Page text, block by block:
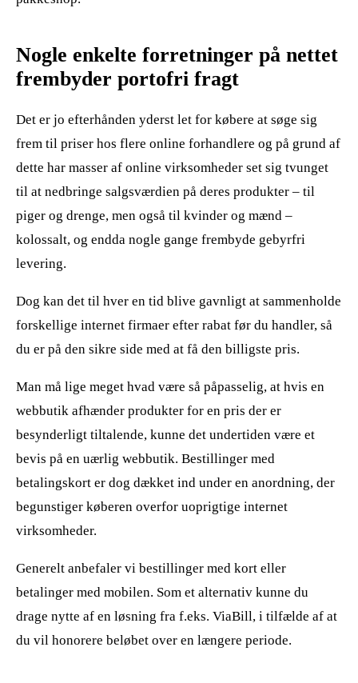
Nogle enkelte forretninger på nettet
frembyder portofri fragt
Det er jo efterhånden yderst let for købere at søge sig
frem til priser hos flere online forhandlere og på grund af
dette har masser af online virksomheder set sig tvunget
til at nedbringe salgsværdien på deres produkter – til
piger og drenge, men også til kvinder og mænd –
kolossalt, og endda nogle gange frembyde gebyrfri
levering.
Dog kan det til hver en tid blive gavnligt at sammenholde
forskellige internet firmaer efter rabat før du handler, så
du er på den sikre side med at få den billigste pris.
Man må lige meget hvad være så påpasselig, at hvis en
webbutik afhænder produkter for en pris der er
besynderligt tiltalende, kunne det undertiden være et
bevis på en uærlig webbutik. Bestillinger med
betalingskort er dog dækket ind under en anordning, der
begunstiger køberen overfor uoprigtige internet
virksomheder.
Generelt anbefaler vi bestillinger med kort eller
betalinger med mobilen. Som et alternativ kunne du
drage nytte af en løsning fra f.eks. ViaBill, i tilfælde af at
du vil honorere beløbet over en længere periode.